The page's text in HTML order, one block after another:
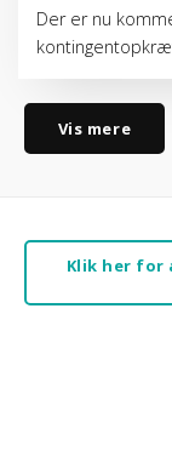
Der er nu
Vis mere
Klik her for